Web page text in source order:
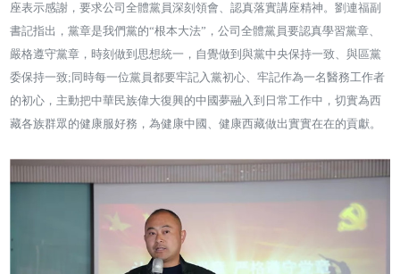
座表示感謝，要求公司全體黨員深刻領會、認真落實講座精神。劉連福副
書記指出，黨章是我們黨的“根本大法”，公司全體黨員要認真學習黨章、
嚴格遵守黨章，時刻做到思想統一，自覺做到與黨中央保持一致、與區黨
委保持一致;同時每一位黨員都要牢記入黨初心、牢記作為一名醫務工作者
的初心，主動把中華民族偉大復興的中國夢融入到日常工作中，切實為西
藏各族群眾的健康服好務，為健康中國、健康西藏做出實實在在的貢獻。